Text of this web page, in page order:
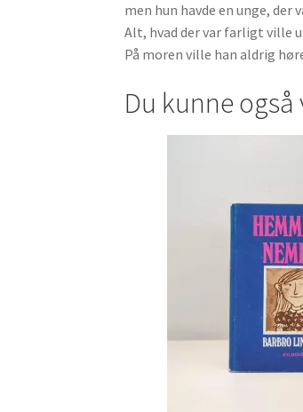
men hun havde en unge, der
Alt, hvad der var farligt ville
På moren ville han aldrig
Du kunne